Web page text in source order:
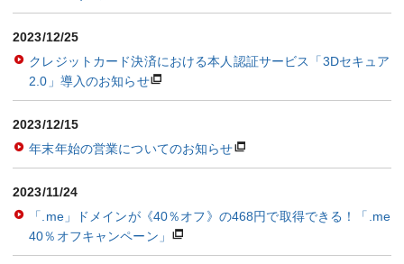
2023/12/25
クレジットカード決済における本人認証サービス「3Dセキュア
2.0」導入のお知らせ
2023/12/15
年末年始の営業についてのお知らせ
2023/11/24
「.me」ドメインが《40％オフ》の468円で取得できる！「.me
40％オフキャンペーン」